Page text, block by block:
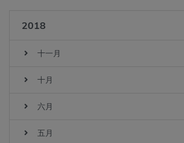
2018
十一月
十月
六月
五月